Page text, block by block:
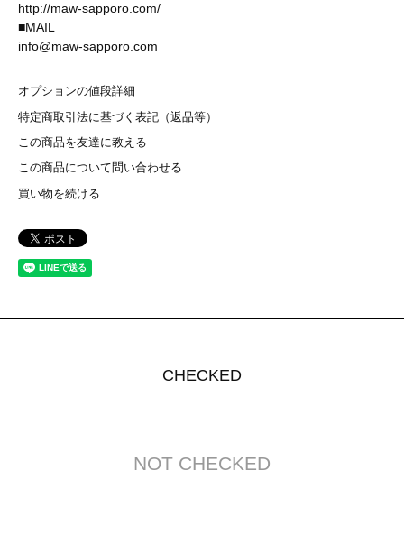
http://maw-sapporo.com/
■MAIL
info@maw-sapporo.com
オプションの値段詳細
特定商取引法に基づく表記（返品等）
この商品を友達に教える
この商品について問い合わせる
買い物を続ける
CHECKED
NOT CHECKED